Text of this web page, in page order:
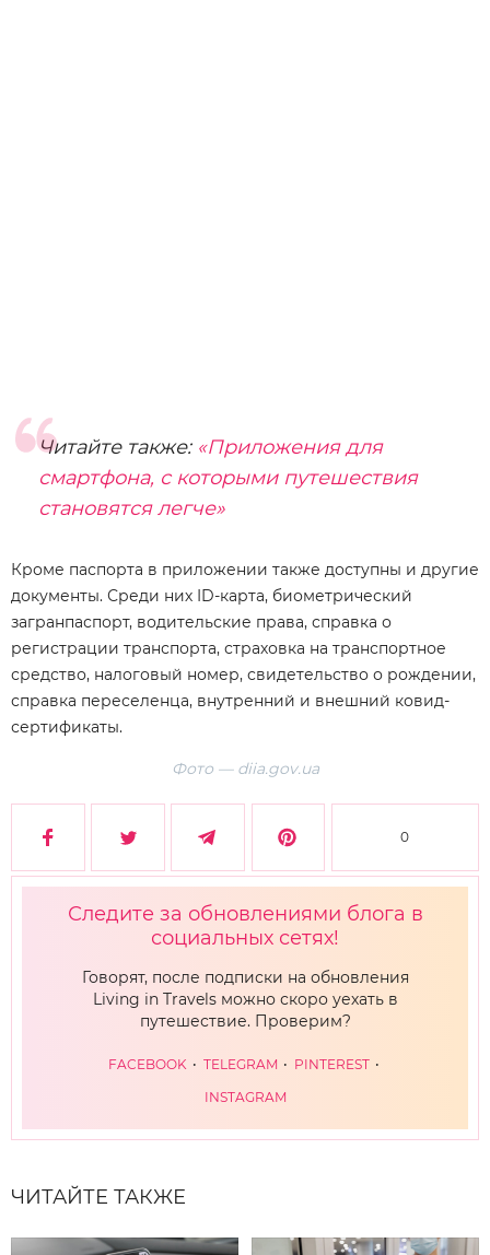
Читайте также: «Приложения для
смартфона, с которыми путешествия
становятся легче»
Кроме паспорта в приложении также доступны и другие
документы. Среди них ID-карта, биометрический
загранпаспорт, водительские права, справка о
регистрации транспорта, страховка на транспортное
средство, налоговый номер, свидетельство о рождении,
справка переселенца, внутренний и внешний ковид-
сертификаты.
Фото — diia.gov.ua
0
Следите за обновлениями блога в
социальных сетях!
Говорят, после подписки на обновления
Living in Travels можно скоро уехать в
путешествие. Проверим?
FACEBOOK TELEGRAM
PINTEREST
INSTAGRAM
ЧИТАЙТЕ ТАКЖЕ